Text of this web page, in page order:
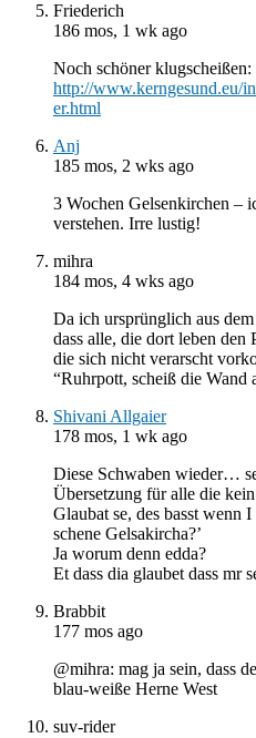
Friederich
186 mos, 1 wk ago
Noch schöner klugscheißen:
http://www.kerngesund.eu/
er.html
Anj
185 mos, 2 wks ago
3 Wochen Gelsenkirchen –
verstehen. Irre lustig!
mihra
184 mos, 4 wks ago
Da ich ursprünglich aus
dass alle, die dort leben den
die sich nicht verarscht
“Ruhrpott, scheiß die Wand
Shivani Allgaier
178 mos, 1 wk ago
Diese Schwaben wieder…
Übersetzung für alle die
Glaubat se, des basst wenn
schene Gelsakircha?’
Ja worum denn edda?
Et dass dia glaubet dass mr
Brabbit
177 mos ago
@mihra: mag ja sein, dass
blau-weiße Herne West
suv-rider